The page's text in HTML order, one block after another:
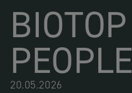
BIOTOP
PEOPLE
20.05.2026